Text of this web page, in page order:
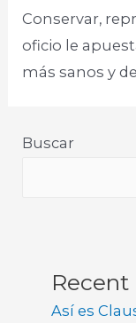
Conservar,
oficio le
más sanos y
Buscar
Recent
Así es